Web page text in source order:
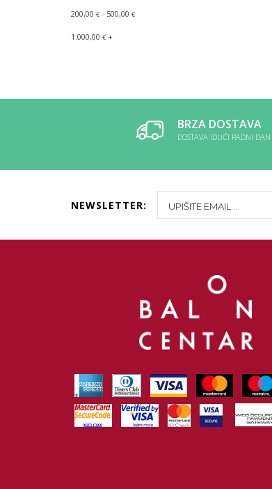
200,00 € - 500,00 €
1.000,00 € +
BRZA DOSTAVA
DOSTAVA IDUĆI RADNI DAN
NEWSLETTER: